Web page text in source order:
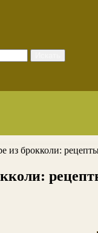
из брокколи: